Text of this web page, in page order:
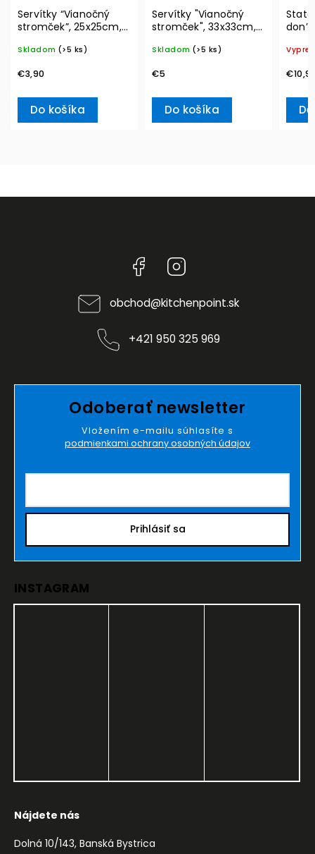
Servítky “Vianočný
stromček”, 25x25cm,
Villeroy & Boch
Skladom (>5 ks)
€3,90
Do košíka
Servítky "Vianočný
stromček", 33x33cm,
L– Villeroy & Boch
Skladom (>5 ks)
€5
Do košíka
Facebook
obchod@kitchenpoint.sk
+421 950 325 969
Odoberať newsletter
Vložením e-mailu súhlasíte s
podmienkami ochrany osobných údajov
Prihlásiť sa
INSTAGRAM
Nájdete nás
Dolná 10/143, Banská Bystrica